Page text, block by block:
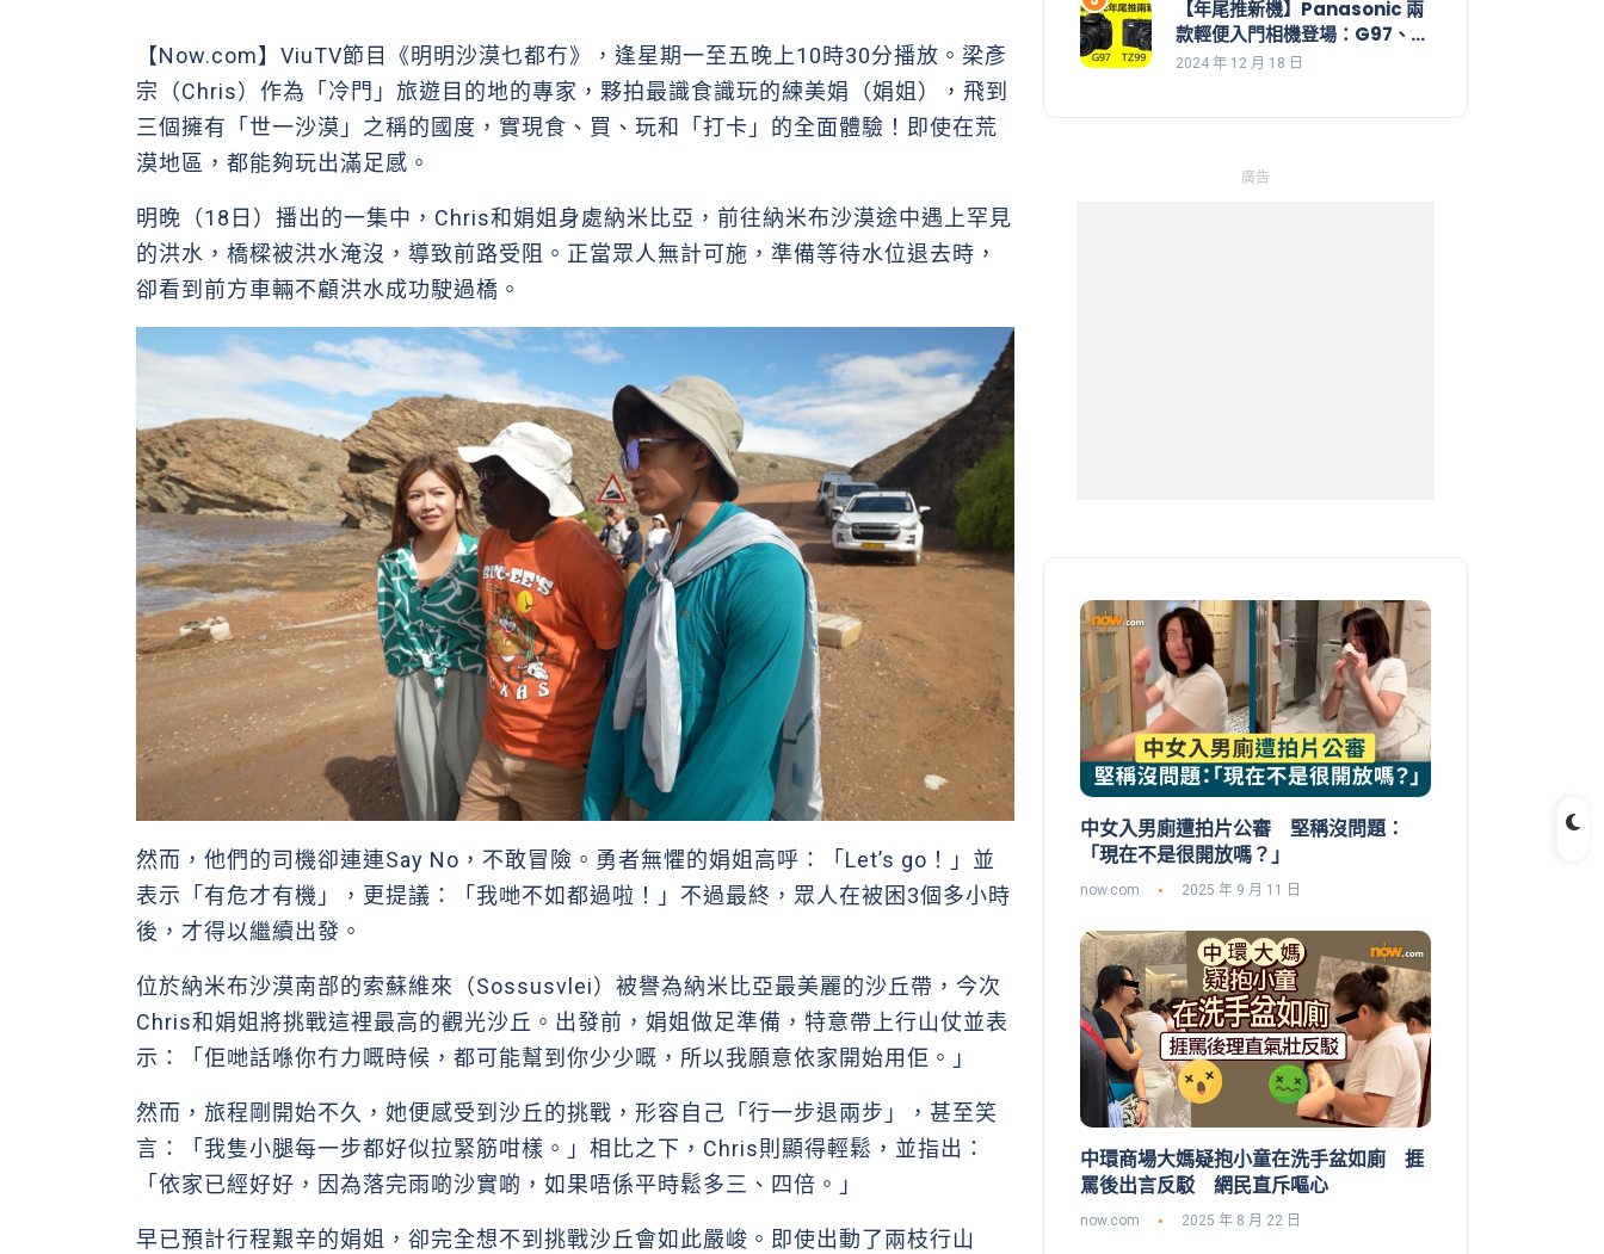
【Now.com】ViuTV節目《明明沙漠乜都冇》，逢星期一至五晚上10時30分播放。梁彥
宗（Chris）作為「冷門」旅遊目的地的專家，夥拍最識食識玩的練美娟（娟姐），飛到
三個擁有「世一沙漠」之稱的國度，實現食、買、玩和「打卡」的全面體驗！即使在荒
漠地區，都能夠玩出滿足感。
明晚（18日）播出的一集中，Chris和娟姐身處納米比亞，前往納米布沙漠途中遇上罕見
的洪水，橋樑被洪水淹沒，導致前路受阻。正當眾人無計可施，準備等待水位退去時，
卻看到前方車輛不顧洪水成功駛過橋。
然而，他們的司機卻連連Say No，不敢冒險。勇者無懼的娟姐高呼：「Let’s go！」並
表示「有危才有機」，更提議：「我哋不如都過啦！」不過最終，眾人在被困3個多小時
後，才得以繼續出發。
位於納米布沙漠南部的索蘇維來（Sossusvlei）被譽為納米比亞最美麗的沙丘帶，今次
Chris和娟姐將挑戰這裡最高的觀光沙丘。出發前，娟姐做足準備，特意帶上行山仗並表
示：「佢哋話喺你冇力嘅時候，都可能幫到你少少嘅，所以我願意依家開始用佢。」
然而，旅程剛開始不久，她便感受到沙丘的挑戰，形容自己「行一步退兩步」，甚至笑
言：「我隻小腿每一步都好似拉緊筋咁樣。」相比之下，Chris則顯得輕鬆，並指出：
「依家已經好好，因為落完雨啲沙實啲，如果唔係平時鬆多三、四倍。」
早已預計行程艱辛的娟姐，卻完全想不到挑戰沙丘會如此嚴峻。即使出動了兩枝行山
【年尾推新機】Panasonic 兩
款輕便入門相機登場：G97、
TZ99 (ZS99)
2024 年 12 月 18 日
廣告
中女入男廁遭拍片公審 堅稱沒問題：
「現在不是很開放嗎？」
now.com 2025 年 9 月 11 日
中環商場大媽疑抱小童在洗手盆如廁 捱
罵後出言反駁 網民直斥嘔心
now.com 2025 年 8 月 22 日